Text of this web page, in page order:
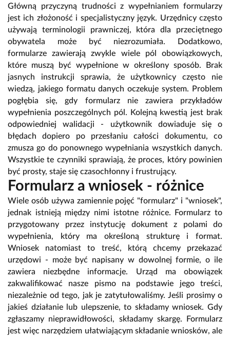
Główną przyczyną trudności z wypełnianiem formularzy
jest ich złożoność i specjalistyczny język. Urzędnicy często
używają terminologii prawniczej, która dla przeciętnego
obywatela może być niezrozumiała. Dodatkowo,
formularze zawierają zwykle wiele pól obowiązkowych,
które muszą być wypełnione w określony sposób. Brak
jasnych instrukcji sprawia, że użytkownicy często nie
wiedzą, jakiego formatu danych oczekuje system. Problem
pogłębia się, gdy formularz nie zawiera przykładów
wypełnienia poszczególnych pól. Kolejną kwestią jest brak
odpowiedniej walidacji - użytkownik dowiaduje się o
błędach dopiero po przesłaniu całości dokumentu, co
zmusza go do ponownego wypełniania wszystkich danych.
Wszystkie te czynniki sprawiają, że proces, który powinien
być prosty, staje się czasochłonny i frustrujący.
Formularz a wniosek - różnice
Wiele osób używa zamiennie pojęć "formularz" i "wniosek",
jednak istnieją między nimi istotne różnice. Formularz to
przygotowany przez instytucję dokument z polami do
wypełnienia, który ma określoną strukturę i format.
Wniosek natomiast to treść, którą chcemy przekazać
urzędowi - może być napisany w dowolnej formie, o ile
zawiera niezbędne informacje. Urząd ma obowiązek
zakwalifikować nasze pismo na podstawie jego treści,
niezależnie od tego, jak je zatytułowaliśmy. Jeśli prosimy o
jakieś działanie lub ulepszenie, to składamy wniosek. Gdy
zgłaszamy nieprawidłowości, składamy skargę. Formularz
jest więc narzędziem ułatwiającym składanie wniosków, ale